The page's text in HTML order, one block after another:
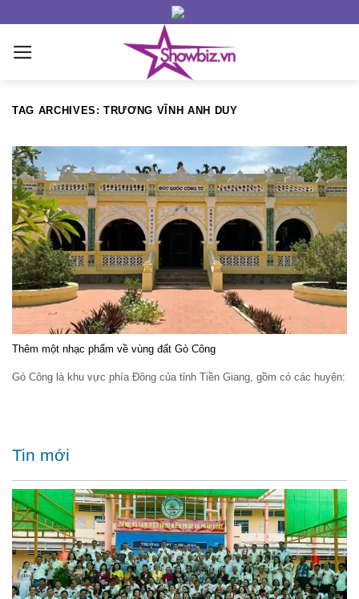
content
TAG ARCHIVES:TRƯƠNG VĨNH ANH DUY
Thêm một nhạc phẩm về vùng đất Gò Công
Gò Công là khu vực phía Đông của tỉnh Tiền Giang, gồm có các huyện:
Tin mới